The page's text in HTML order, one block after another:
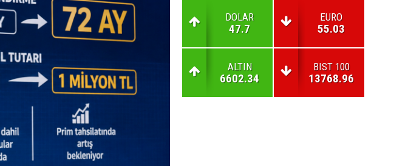
DOLAR
47.7
EURO
55.03
ALTIN
6602.34
BIST 100
13768.96